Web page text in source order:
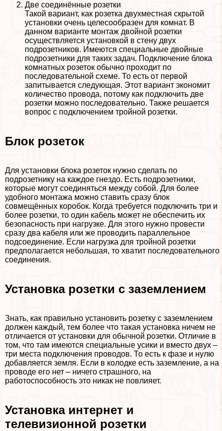
Две соединённые розетки
Такой вариант, как розетка двухместная скрытой
установки очень целесообразен для комнат. В
данном варианте монтаж двойной розетки
осуществляется установкой в стену двух
подрозетников. Имеются специальные двойные
подрозетники для таких задач. Подключение блока
комнатных розеток обычно проходит по
последовательной схеме. То есть от первой
запитывается следующая. Этот вариант экономит
количество провода, потому как подключить две
розетки можно последовательно. Также решается
вопрос с подключением тройной розетки.
Блок розеток
Для установки блока розеток нужно сделать по
подрозетнику на каждое гнездо. Есть подрозетники,
которые могут соединяться между собой. Для более
удобного монтажа можно ставить сразу блок
совмещённых коробок. Когда требуется подключить три и
более розетки, то один кабель может не обеспечить их
безопасность при нагрузке. Для этого нужно провести
сразу два кабеля или же проводить параллельное
подсоединение. Если нагрузка для тройной розетки
предполагается небольшая, то хватит последовательного
соединения.
Установка розетки с заземлением
Знать, как правильно установить розетку с заземлением
должен каждый, тем более что такая установка ничем не
отличается от установки для обычной розетки. Отличие в
том, что там имеются специальные усики и вместо двух –
три места подключения проводов. То есть к фазе и нулю
добавляется земля. Если в колодке есть заземление, а на
проводе его нет – ничего страшного, на
работоспособность это никак не повлияет.
Установка интернет и
телевизионной розетки